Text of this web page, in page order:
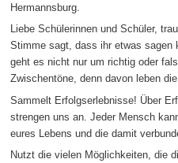
Hermannsburg.
Liebe Schülerinnen und Schüler,
Stimme sagt, dass ihr etwas
geht es nicht nur um richtig oder
Zwischentöne, denn davon leben
Sammelt Erfolgserlebnisse! Über
strengen uns an. Jeder Mensch
eures Lebens und die damit
Nutzt die vielen Möglichkeiten, die